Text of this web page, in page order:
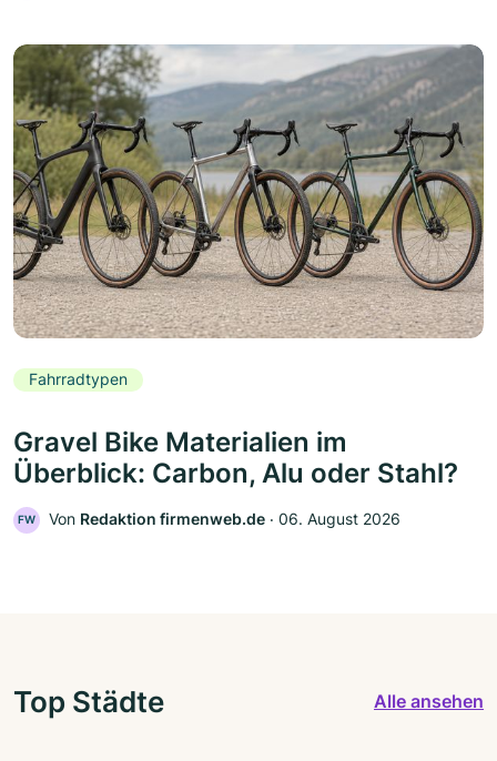
Fahrradtypen
Gravel Bike Materialien im
Überblick: Carbon, Alu oder Stahl?
FW Von Redaktion firmenweb.de ‧ 06. August 2026
Top Städte Alle ansehen